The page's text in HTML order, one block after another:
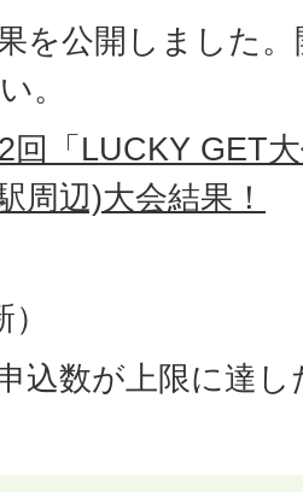
を公開しました
。
2回「LUCKY GET
周辺)大会結果！
込数が上限に達